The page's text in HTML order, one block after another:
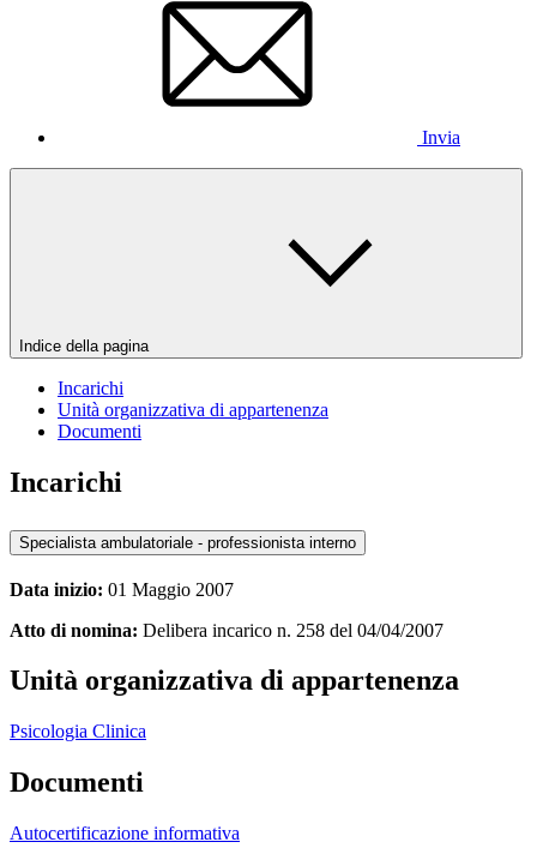
Invia
Indice della pagina
Incarichi
Unità organizzativa di appartenenza
Documenti
Incarichi
Specialista ambulatoriale - professionista interno
Data inizio: 01 Maggio 2007
Atto di nomina: Delibera incarico n. 258 del 04/04/2007
Unità organizzativa di appartenenza
Psicologia Clinica
Documenti
Autocertificazione informativa